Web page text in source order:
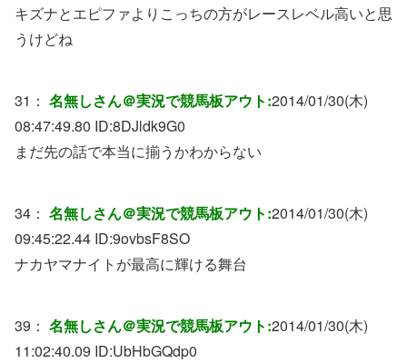
キズナとエピファよりこっちの方がレースレベル高いと思
うけどね
31： 名無しさん＠実況で競馬板アウト:2014/01/30(木)
08:47:49.80 ID:8DJldk9G0
まだ先の話で本当に揃うかわからない
34： 名無しさん＠実況で競馬板アウト:2014/01/30(木)
09:45:22.44 ID:9ovbsF8SO
ナカヤマナイトが最高に輝ける舞台
39： 名無しさん＠実況で競馬板アウト:2014/01/30(木)
11:02:40.09 ID:UbHbGQdp0